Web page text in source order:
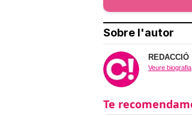
Sobre l'autor
REDACCIÓ
Veure biografia